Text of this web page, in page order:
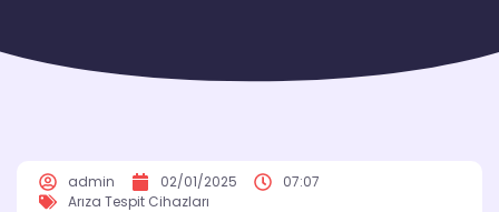
admin 02/01/2025
07:07
Arıza Tespit Cihazları